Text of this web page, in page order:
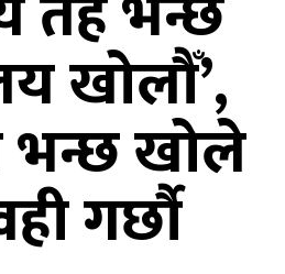
खोलौँ’,
भन्छ खोले
गर्छौ